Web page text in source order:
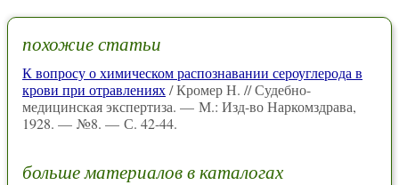
похожие статьи
К вопросу о химическом распознавании сероуглерода в
крови при отравлениях/ Кромер Н. // Судебно-
медицинская экспертиза. — М.: Изд-во Наркомздрава,
1928. — №8. — С. 42-44.
больше материалов в каталогах